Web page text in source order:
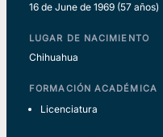
16 de June de 1969 (57 años)
LUGAR DE NACIMIENTO
Chihuahua
FORMACIÓN ACADÉMICA
Licenciatura